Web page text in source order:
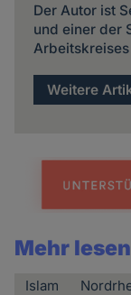
Der Autor ist
und einer der
Weitere
Mehr
Islam